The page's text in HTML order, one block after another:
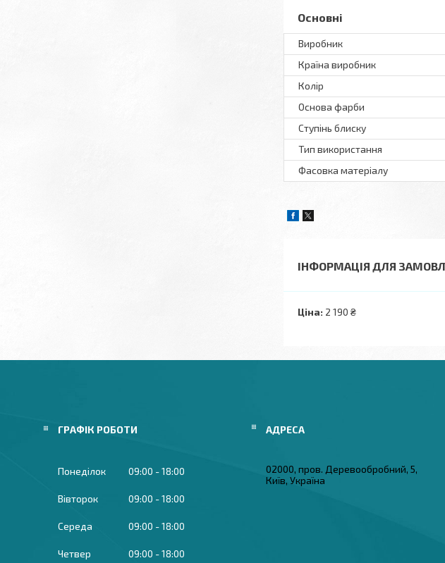
Основні
Виробник
Країна виробник
Колір
Основа фарби
Ступінь блиску
Тип використання
Фасовка матеріалу
ІНФОРМАЦІЯ ДЛЯ
Ціна: 2 190 ₴
ГРАФІК РОБОТИ
Понеділок 09:00 18:00
Вівторок 09:00 18:00
Середа 09:00 18:00
Четвер 09:00 18:00
02000, пров. Деревообробний, 5,
Київ, Україна